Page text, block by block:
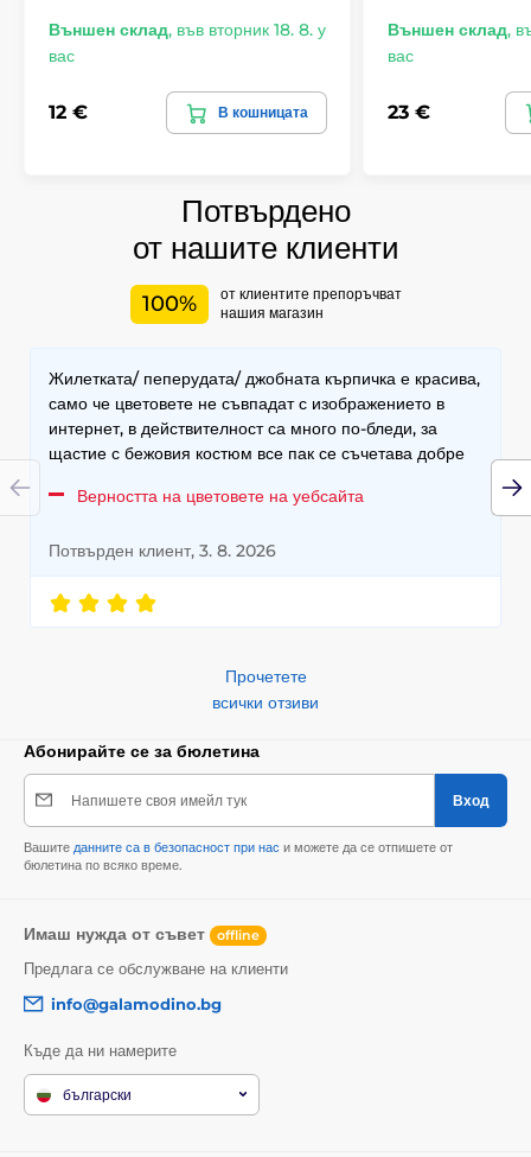
Външен склад, във вторник 18. 8. у
вас
12 € В кошницата
Външен склад,
вас
23 €
Потвърдено
от нашите клиенти
100%
от клиентите препоръчват
нашия магазин
Жилетката/ пеперудата/ джобната кърпичка е красива,
само че цветовете не съвпадат с изображението в
интернет, в действителност са много по-бледи, за
щастие с бежовия костюм все пак се съчетава добре
Верността на цветовете на уебсайта
Потвърден клиент, 3. 8. 2026
Прочетете
всички отзиви
Абонирайте се за бюлетина
Напишете своя имейл тук Вход
Вашите данните са в безопасност при нас и можете да се отпишете от
бюлетина по всяко време.
Имаш нужда от съвет offline
Предлага се обслужване на клиенти
info@galamodino.bg
Къде да ни намерите
български